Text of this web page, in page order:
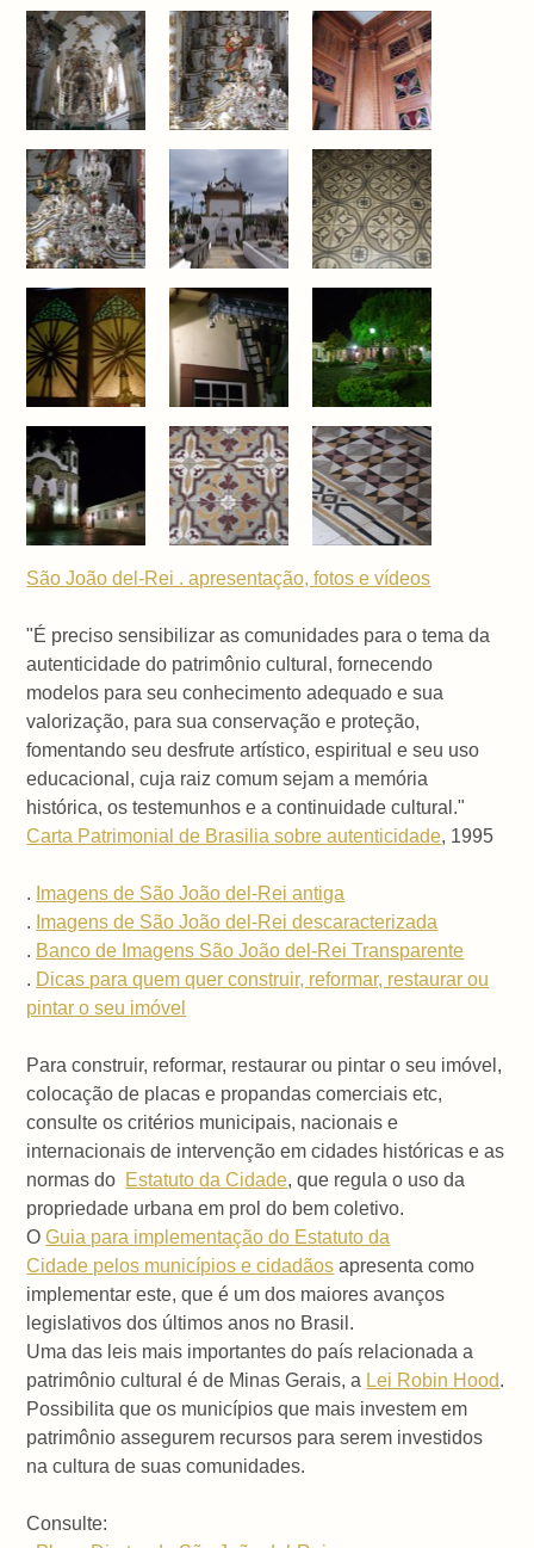
São João del-Rei . apresentação, fotos e vídeos
"É preciso sensibilizar as comunidades para o tema da
autenticidade do patrimônio cultural, fornecendo
modelos para seu conhecimento adequado e sua
valorização, para sua conservação e proteção,
fomentando seu desfrute artístico, espiritual e seu uso
educacional, cuja raiz comum sejam a memória
histórica, os testemunhos e a continuidade cultural."
Carta Patrimonial de Brasilia sobre autenticidade, 1995
. Imagens de São João del-Rei antiga
. Imagens de São João del-Rei descaracterizada
. Banco de Imagens São João del-Rei Transparente
. Dicas para quem quer construir, reformar, restaurar ou
pintar o seu imóvel
Para construir, reformar, restaurar ou pintar o seu imóvel,
colocação de placas e propandas comerciais etc,
consulte os critérios municipais, nacionais e
internacionais de intervenção em cidades históricas e as
normas do Estatuto da Cidade, que regula o uso da
propriedade urbana em prol do bem coletivo.
OGuia para implementação do Estatuto da
Cidade pelos municípios e cidadãos apresenta como
implementar este, que é um dos maiores avanços
legislativos dos últimos anos no Brasil.
Uma das leis mais importantes do país relacionada a
patrimônio cultural é de Minas Gerais, a Lei Robin Hood.
Possibilita que os municípios que mais investem em
patrimônio assegurem recursos para serem investidos
na cultura de suas comunidades.
Consulte: